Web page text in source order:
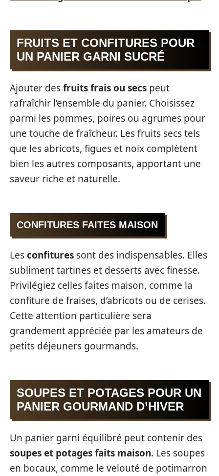
FRUITS ET CONFITURES POUR
UN PANIER GARNI SUCRÉ
Ajouter desfruits frais ou secs peut
rafraîchir l’ensemble du panier. Choisissez
parmi les pommes, poires ou agrumes pour
une touche de fraîcheur. Les fruits secs tels
que les abricots, figues et noix complètent
bien les autres composants, apportant une
saveur riche et naturelle.
CONFITURES FAITES MAISON
Lesconfitures sont des indispensables. Elles
subliment tartines et desserts avec finesse.
Privilégiez celles faites maison, comme la
confiture de fraises, d’abricots ou de cerises.
Cette attention particulière sera
grandement appréciée par les amateurs de
petits déjeuners gourmands.
SOUPES ET POTAGES POUR UN
PANIER GOURMAND D’HIVER
Un panier garni équilibré peut contenir des
soupes et potages faits maison. Les soupes
en bocaux, comme le velouté de potimarron